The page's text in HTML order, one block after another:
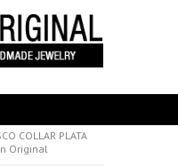
COLLAR PLATA
Original